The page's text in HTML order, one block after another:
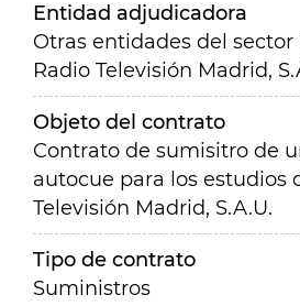
Entidad adjudicadora
Otras entidades del
Radio Televisión Madrid,
Objeto del contrato
Contrato de sumisitro de
autocue para los estudios
Televisión Madrid, S.A.U.
Tipo de contrato
Suministros